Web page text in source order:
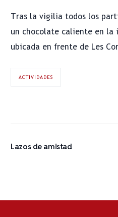
Tras la vigilia todos los
un chocolate caliente en la
ubicada en frente de Les
ACTIVIDADES
Lazos de amistad